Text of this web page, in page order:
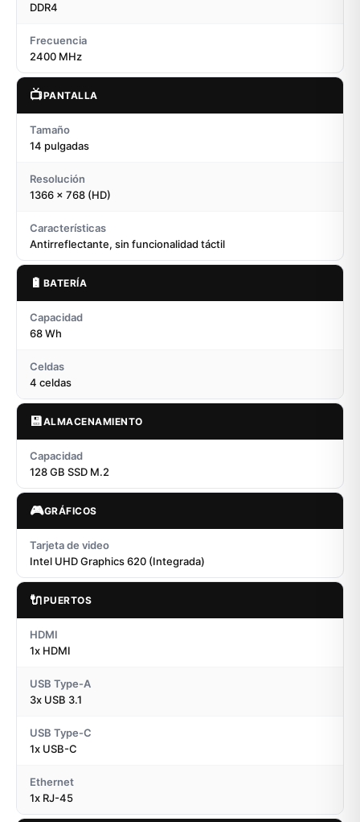
DDR4
Frecuencia
2400 MHz
📺PANTALLA
Tamaño
14 pulgadas
Resolución
1366 x 768 (HD)
Características
Antirreflectante, sin funcionalidad táctil
🔋 BATERÍA
Capacidad
68 Wh
Celdas
4 celdas
💾ALMACENAMIENTO
Capacidad
128 GB SSD M.2
🎮GRÁFICOS
Tarjeta de video
Intel UHD Graphics 620 (Integrada)
🔌PUERTOS
HDMI
1x HDMI
USB Type-A
3x USB 3.1
USB Type-C
1x USB-C
Ethernet
1x RJ-45